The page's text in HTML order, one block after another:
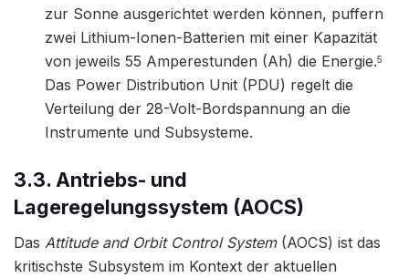
zur Sonne ausgerichtet werden können, puffern
zwei Lithium-Ionen-Batterien mit einer Kapazität
von jeweils 55 Amperestunden (Ah) die Energie.5
Das Power Distribution Unit (PDU) regelt die
Verteilung der 28-Volt-Bordspannung an die
Instrumente und Subsysteme.
3.3. Antriebs- und
Lageregelungssystem (AOCS)
Das Attitude and Orbit Control System(AOCS) ist das
kritischste Subsystem im Kontext der aktuellen